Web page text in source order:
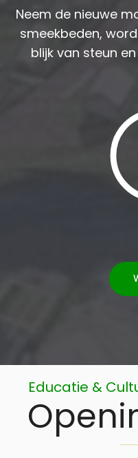
Neem de nieuwe
smeekbeden,
blijk van steun
Educatie &